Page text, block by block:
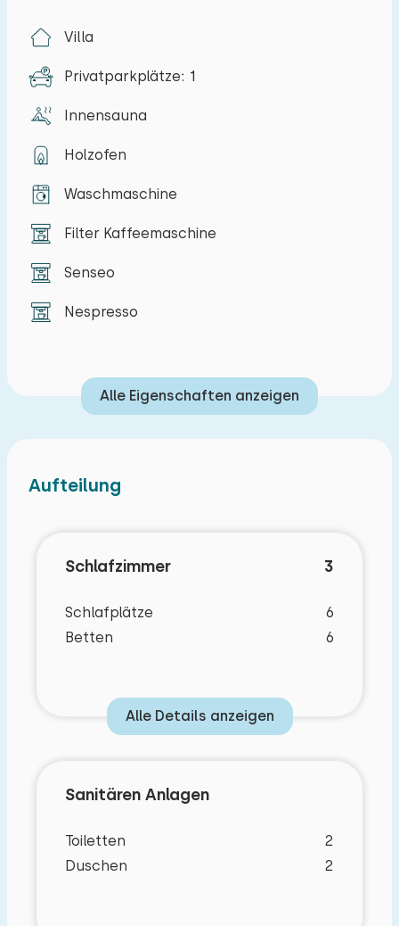
Villa
Privatparkplätze: 1
Innensauna
Holzofen
Waschmaschine
Filter Kaffeemaschine
Senseo
Nespresso
Alle Eigenschaften anzeigen
Aufteilung
Schlafzimmer 3
Schlafplätze
6
Betten
6
Alle Details anzeigen
Sanitären Anlagen
Toiletten
2
Duschen
2